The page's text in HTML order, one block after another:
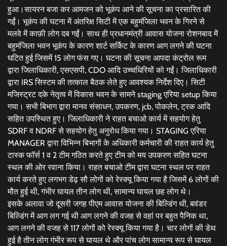
हुआ।सायरन बजा कर आमजन को भूकंप आने की सूचना का प्रसारित की
गईं। भूकंप की घटना में अंतरिक्ष सिटी में एक बहुमंजिला भवन के गिरने से
मलवे में काफ़ी लोग दब गईं। साथ ही प्रधानमंत्री आवास योजना रोशनबाद में
बहुमंजिला भवन भूकंप के कारण शार्ट सर्किट के कारण आग लगने की घटना
घटित हुई जिसमें 15 लोग फंस गए। घटना की सूचना आपदा कंट्रोल रूम
द्वारा जिलाधिकारी, एसएसपी, CDO आदि उच्चधिरियों को गईं। जिलाधिकारी
द्वारा IRS सिस्टम की तत्काल बैठक लेते हुए आवश्यक निर्देश दिए। सिटी
मजिस्ट्रट दके नेतृत्व में विकास भवन के सामने staging एरिया setup किया
गया। सभी बिभाग द्वारा मानव संसाधन, उपकरण, jcb, पोकलेन, ट्रक आदि
सहित उपस्थित हुए। जिलाधिकारी ने राहत बचाओ कार्य में सहयोग हेतु
SDRF व NDRF से सहयोग हेतु अनुरोध किया गया। STAGING एरिया
MANAGER द्वारा विभिन्न बिभागों के अधिकारी कर्मचारी की राहत कार्य हेतु
टास्क फाॅर्स 1 व 2 टीम गठित करते हुए टीम को मय उपकरण सहित घटना
स्थल की ओर रवाना किया। राहत बचाओ टीम द्वारा घटना स्थल पर राहत
कार्य करते हुए लगभग डेढ़ सौ लोगों को रेस्क्यू किया गया है जिसमें 6 लोगों की
मौत हुई थी, गंभीर घायल तीन लोग थी, सामान्य घायल छह लोग थे।
इसके अलावा जो दूसरी जगह पीएम आवास योजना की बिल्डिंग थी, बवंडर
बिल्डिंग में आग लग गई थी आग लगने की वजह से वहां पर बहुत पैनिक था,
आग लगने की वजह से 117 लोगों को रेस्क्यू किया गया है। चार लोगों की डेथ
हुई है तीन लोग गंभीर रूप से घायल थे और पांच लोग सामान्य रूप से घायल